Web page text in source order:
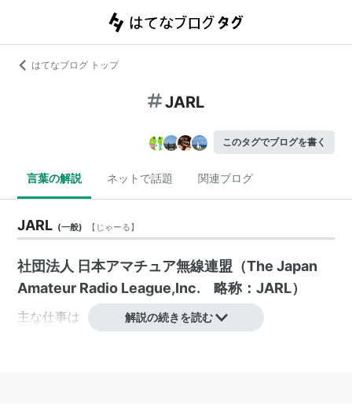
はてなブログ トップ
JARL
このタグでブログを書く
言葉の解説 ネットで話題 関連ブログ
JARL (一般) 【 じゃーる】
社団法人 日本アマチュア無線連盟（The Japan
Amateur Radio League,Inc. 略称：JARL）
主な仕事は 解説の続きを読む